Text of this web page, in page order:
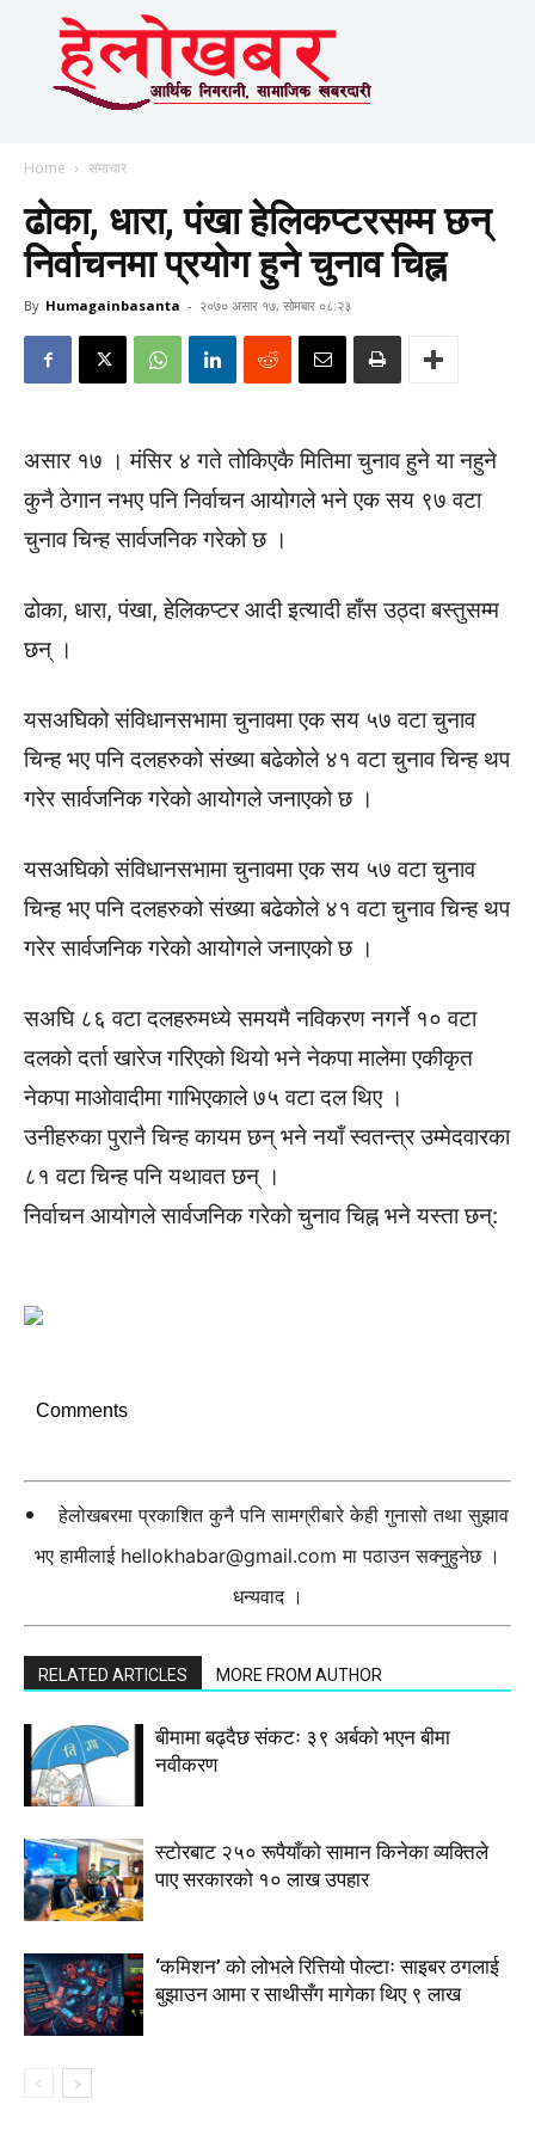
Home समाचार
ढोका, धारा, पंखा हेलिकप्टरसम्म छन्
निर्वाचनमा प्रयोग हुने चुनाव चिह्न
By Humagainbasanta - २०७० असार १७, सोमबार ०८:२३
असार १७ । मंसिर ४ गते तोकिएकै मितिमा चुनाव हुने या नहुने
कुनै ठेगान नभए पनि निर्वाचन आयोगले भने एक सय ९७ वटा
चुनाव चिन्ह सार्वजनिक गरेको छ ।
ढोका, धारा, पंखा, हेलिकप्टर आदी इत्यादी हाँस उठ्दा बस्तुसम्म
छन् ।
यसअघिको संविधानसभामा चुनावमा एक सय ५७ वटा चुनाव
चिन्ह भए पनि दलहरुको संख्या बढेकोले ४१ वटा चुनाव चिन्ह थप
गरेर सार्वजनिक गरेको आयोगले जनाएको छ ।
यसअघिको संविधानसभामा चुनावमा एक सय ५७ वटा चुनाव
चिन्ह भए पनि दलहरुको संख्या बढेकोले ४१ वटा चुनाव चिन्ह थप
गरेर सार्वजनिक गरेको आयोगले जनाएको छ ।
सअघि ८६ वटा दलहरुमध्ये समयमै नविकरण नगर्ने १० वटा
दलको दर्ता खारेज गरिएको थियो भने नेकपा मालेमा एकीकृत
नेकपा माओवादीमा गाभिएकाले ७५ वटा दल थिए ।
उनीहरुका पुरानै चिन्ह कायम छन् भने नयाँ स्वतन्त्र उम्मेदवारका
८१ वटा चिन्ह पनि यथावत छन् ।
निर्वाचन आयोगले सार्वजनिक गरेको चुनाव चिह्न भने यस्ता छन्:
Comments
हेलोखबरमा प्रकाशित कुनै पनि सामग्रीबारे केही गुनासो तथा सुझाव
भए हामीलाई hellokhabar@gmail.com मा पठाउन सक्नुहुनेछ ।
धन्यवाद ।
RELATED ARTICLES MORE FROM AUTHOR
बीमामा बढ्दैछ संकटः ३९ अर्बको भएन बीमा
नवीकरण
स्टाेरबाट २५० रूपैयाँको सामान किनेका व्यक्तिले
पाए सरकारको १० लाख उपहार
‘कमिशन’ को लोभले रित्तियो पोल्टाः साइबर ठगलाई
बुझाउन आमा र साथीसँग मागेका थिए ९ लाख